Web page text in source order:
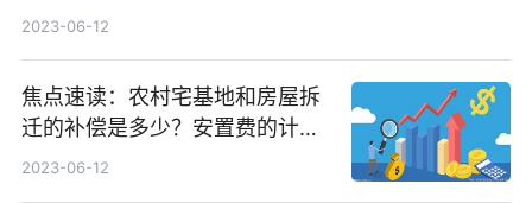
2023-06-12
焦点速读：农村宅基地和房屋拆
迁的补偿是多少？安置费的计算
有哪些？房屋拆迁补偿计算公式
2023-06-12